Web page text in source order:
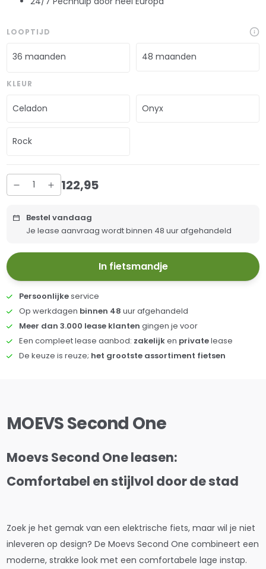
LOOPTIJD
36 maanden 48 maanden
KLEUR
Celadon Onyx
Rock
122,95
Bestel vandaag
Je lease aanvraag wordt binnen 48 uur afgehandeld
In fietsmandje
Persoonlijkeservice
Op werkdagen binnen 48 uur afgehandeld
Meer dan 3.000 lease klanten gingen je voor
Een compleet lease aanbod: zakelijken privatelease
De keuze is reuze; het grootste assortiment fietsen
MOEVS Second One
Moevs Second One leasen:
Comfortabel en stijlvol door de stad
Zoek je het gemak van een elektrische fiets, maar wil je niet
inleveren op design? De Moevs Second One combineert een
moderne, strakke look met een comfortabele lage instap.